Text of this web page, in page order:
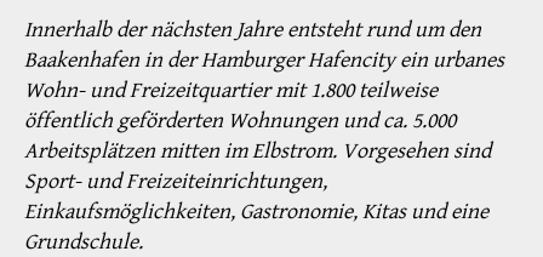
Innerhalb der nächsten Jahre entsteht rund um den
Baakenhafen in der Hamburger Hafencity ein urbanes
Wohn- und Freizeitquartier mit 1.800 teilweise
öffentlich geförderten Wohnungen und ca. 5.000
Arbeitsplätzen mitten im Elbstrom. Vorgesehen sind
Sport- und Freizeiteinrichtungen,
Einkaufsmöglichkeiten, Gastronomie, Kitas und eine
Grundschule.